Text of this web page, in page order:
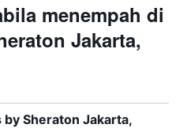
menempah di
Jakarta,
by Sheraton Jakarta,